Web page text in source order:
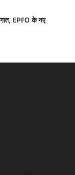
EPFO के नए